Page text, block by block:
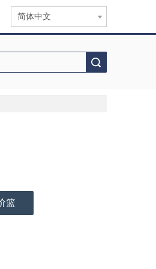
简体中文
篮